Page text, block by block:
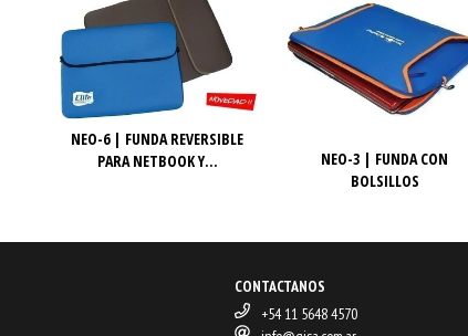
NEO-6 | FUNDA REVERSIBLE
PARA NETBOOK Y...
NEO-3 | FUNDA CON
BOLSILLOS
CONTACTANOS
+54 11 5648 4570